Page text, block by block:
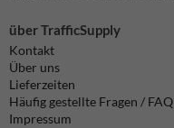
über TrafficSupply
Kontakt
Über uns
Lieferzeiten
Häufig gestellte Fragen / FAQ
Impressum